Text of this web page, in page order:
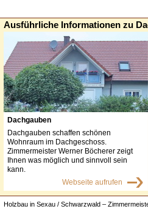
Ausführliche Informationen zu
Dachgauben
Dachgauben schaffen schönen
Wohnraum im Dachgeschoss.
Zimmermeister Werner Böcherer zeigt
Ihnen was möglich und sinnvoll sein
kann.
Webseite aufrufen
Holzbau in Sexau / Schwarzwald –